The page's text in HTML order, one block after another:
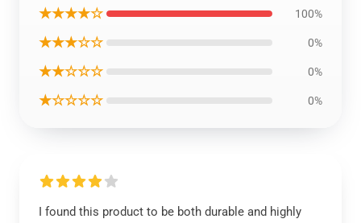
★★★★☆ 100%
★★★☆☆ 0%
★★☆☆☆ 0%
★☆☆☆☆ 0%
I found this product to be both durable and highly